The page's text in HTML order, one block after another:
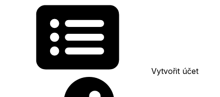
Vytvořit účet